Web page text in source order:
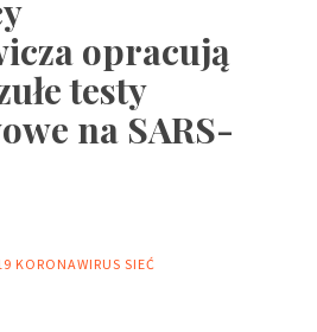
opracują
testy
na SARS-
KORONAWIRUS SIEĆ